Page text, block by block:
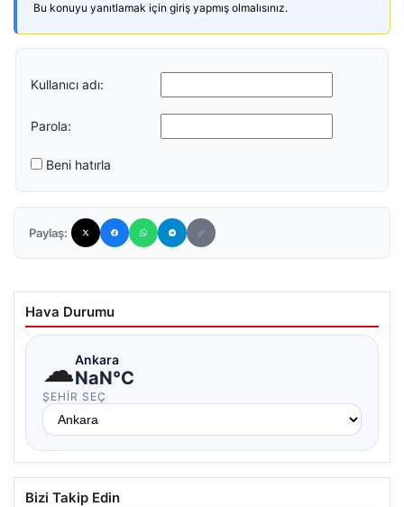
Bu konuyu yanıtlamak için giriş yapmış olmalısınız.
Kullanıcı adı:
Parola:
Beni hatırla
Paylaş:
Hava Durumu
☁Ankara
NaN°C
ŞEHIR SEÇ
Bizi Takip Edin